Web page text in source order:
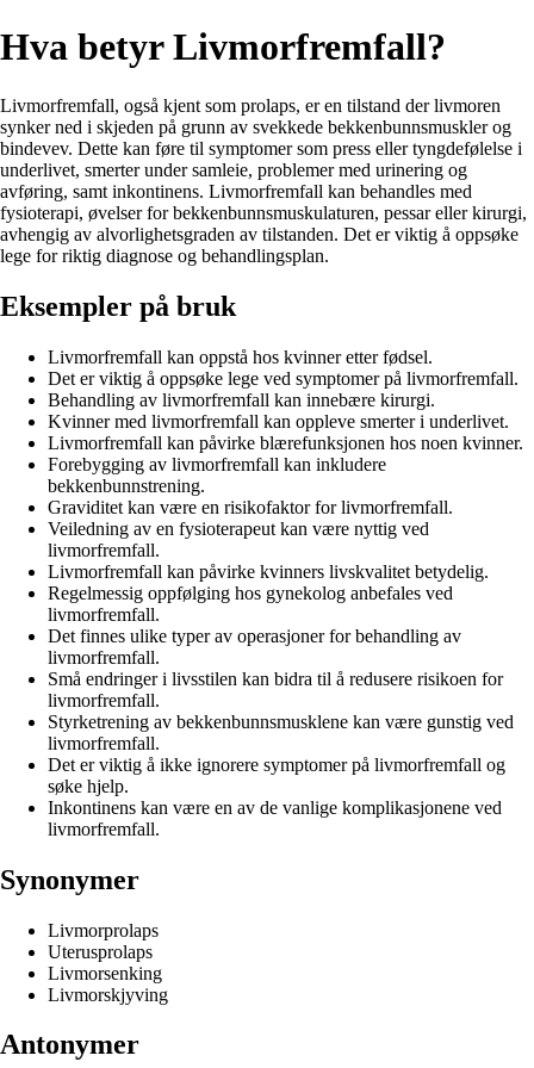
Hva betyr Livmorfremfall?
Livmorfremfall, også kjent som prolaps, er en tilstand der livmoren
synker ned i skjeden på grunn av svekkede bekkenbunnsmuskler og
bindevev. Dette kan føre til symptomer som press eller tyngdefølelse i
underlivet, smerter under samleie, problemer med urinering og
avføring, samt inkontinens. Livmorfremfall kan behandles med
fysioterapi, øvelser for bekkenbunnsmuskulaturen, pessar eller kirurgi,
avhengig av alvorlighetsgraden av tilstanden. Det er viktig å oppsøke
lege for riktig diagnose og behandlingsplan.
Eksempler på bruk
Livmorfremfall kan oppstå hos kvinner etter fødsel.
Det er viktig å oppsøke lege ved symptomer på livmorfremfall.
Behandling av livmorfremfall kan innebære kirurgi.
Kvinner med livmorfremfall kan oppleve smerter i underlivet.
Livmorfremfall kan påvirke blærefunksjonen hos noen kvinner.
Forebygging av livmorfremfall kan inkludere
bekkenbunnstrening.
Graviditet kan være en risikofaktor for livmorfremfall.
Veiledning av en fysioterapeut kan være nyttig ved
livmorfremfall.
Livmorfremfall kan påvirke kvinners livskvalitet betydelig.
Regelmessig oppfølging hos gynekolog anbefales ved
livmorfremfall.
Det finnes ulike typer av operasjoner for behandling av
livmorfremfall.
Små endringer i livsstilen kan bidra til å redusere risikoen for
livmorfremfall.
Styrketrening av bekkenbunnsmusklene kan være gunstig ved
livmorfremfall.
Det er viktig å ikke ignorere symptomer på livmorfremfall og
søke hjelp.
Inkontinens kan være en av de vanlige komplikasjonene ved
livmorfremfall.
Synonymer
Livmorprolaps
Uterusprolaps
Livmorsenking
Livmorskjyving
Antonymer